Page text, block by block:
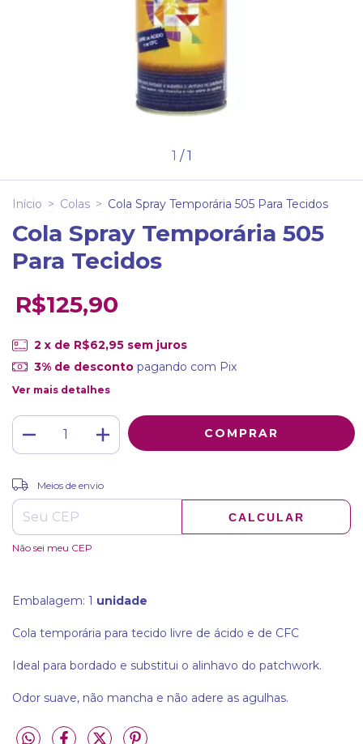
1 /1
Início > Colas > Cola Spray Temporária 505 Para Tecidos
Cola Spray Temporária 505
Para Tecidos
R$125,90
2 x de R$62,95 sem juros
3% de descontopagando com Pix
Ver mais detalhes
Entregas para o CEP:
Meios de envio
CALCULAR
Não sei meu CEP
Embalagem: 1 unidade
Cola temporária para tecido livre de ácido e de CFC
Ideal para bordado e substitui o alinhavo do patchwork.
Odor suave, não mancha e não adere as agulhas.